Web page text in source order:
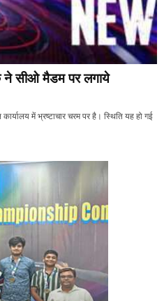
ने सीओ मैडम पर लगाये
में भ्रष्टाचार चरम पर है। स्थिति यह हो गई